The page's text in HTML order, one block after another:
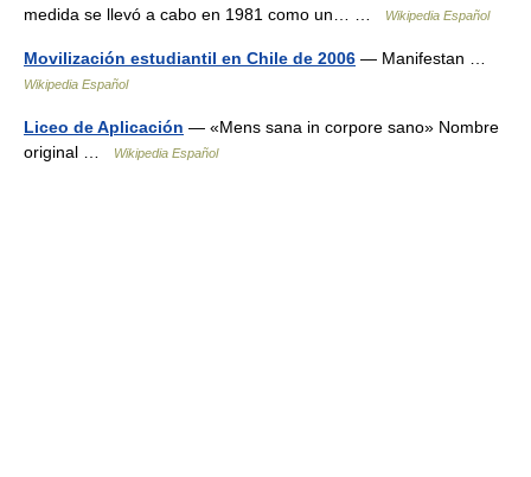
medida se llevó a cabo en 1981 como un… …
Wikipedia Español
Movilización estudiantil en Chile de 2006 — Manifestan …
Wikipedia Español
Liceo de Aplicación — «Mens sana in corpore sano» Nombre
original …
Wikipedia Español